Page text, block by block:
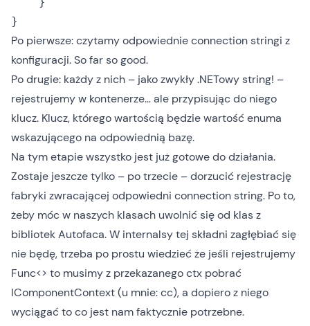
Po pierwsze: czytamy odpowiednie connection stringi z
konfiguracji. So far so good.
Po drugie: każdy z nich – jako zwykły .NETowy string! –
rejestrujemy w kontenerze… ale przypisując do niego
klucz. Klucz, którego wartością będzie wartość enuma
wskazującego na odpowiednią bazę.
Na tym etapie wszystko jest już gotowe do działania.
Zostaje jeszcze tylko – po trzecie – dorzucić rejestrację
fabryki zwracającej odpowiedni connection string. Po to,
żeby móc w naszych klasach uwolnić się od klas z
bibliotek Autofaca. W internalsy tej składni zagłębiać się
nie będę, trzeba po prostu wiedzieć że jeśli rejestrujemy
Func<> to musimy z przekazanego ctx pobrać
IComponentContext (u mnie: cc), a dopiero z niego
wyciągać to co jest nam faktycznie potrzebne.